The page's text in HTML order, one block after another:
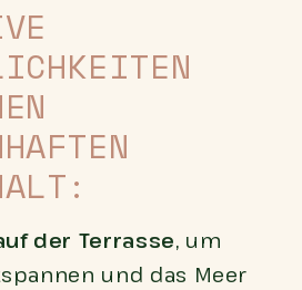
der Terrasse, um
und das Meer